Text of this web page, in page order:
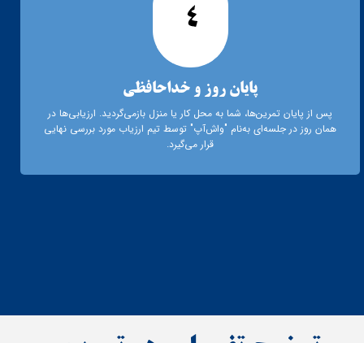
پایان روز و خداحافظی
پس از پایان تمرین‌ها، شما به محل کار یا منزل بازمی‌گردید. ارزیابی‌ها در
همان روز در جلسه‌ای به‌نام "واش‌آپ" توسط تیم ارزیاب مورد بررسی نهایی
قرار می‌گیرد.